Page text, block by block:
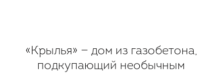
«Крылья» — дом из газобетона,
подкупающий необычным